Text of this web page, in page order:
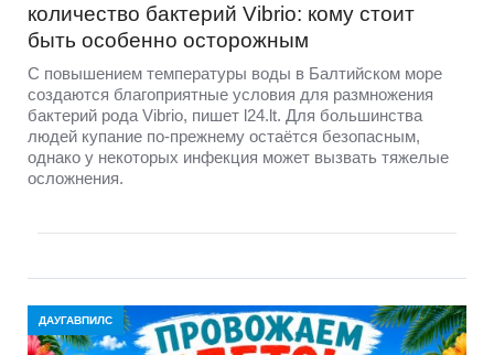
количество бактерий Vibrio: кому стоит
быть особенно осторожным
С повышением температуры воды в Балтийском море
создаются благоприятные условия для размножения
бактерий рода Vibrio, пишет l24.lt. Для большинства
людей купание по-прежнему остаётся безопасным,
однако у некоторых инфекция может вызвать тяжелые
осложнения.
ДАУГАВПИЛС